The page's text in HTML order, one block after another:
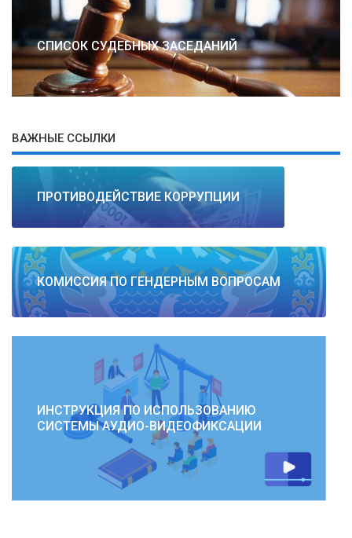
СПИСОК СУДЕБНЫХ ЗАСЕДАНИЙ
ВАЖНЫЕ ССЫЛКИ
ПРОТИВОДЕЙСТВИЕ КОРРУПЦИИ
КОМИССИЯ ПО ГЕНДЕРНЫМ ВОПРОСАМ
ИНСТРУКЦИЯ ПО ИСПОЛЬЗОВАНИЮ
СИСТЕМЫ АУДИО-ВИДЕОФИКСАЦИИ